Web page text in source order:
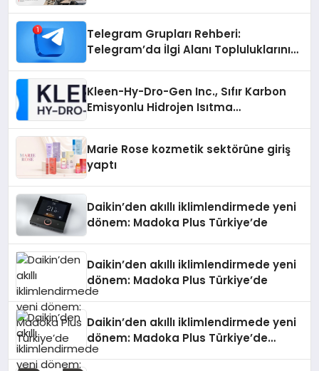
Telegram Grupları Rehberi:
Telegram’da İlgi Alanı Topluluklarını
Kleen-Hy-Dro-Gen Inc., Sıfır Karbon
Emisyonlu Hidrojen Isıtma
Marie Rose kozmetik sektörüne giriş
yaptı
Daikin’den akıllı iklimlendirmede yeni
dönem: Madoka Plus Türkiye’de
Daikin’den akıllı iklimlendirmede yeni
dönem: Madoka Plus Türkiye’de
Daikin’den akıllı iklimlendirmede yeni
dönem: Madoka Plus Türkiye’de
Daikin’in kullanıcı dostu tasarımıyla